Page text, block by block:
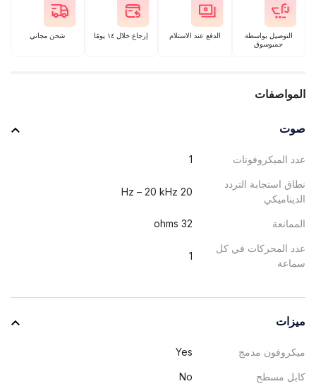
التوصيل بواسطة
جمبوسوق
الدفع عند الاستلام إرجاع خلال ١٤ يومًا شحن مجاني
المواصفات
صوت
عدد الميكروفونات 1
نطاق استجابة التردد
الديناميكي
20 Hz – 20 kHz
الممانعة 32 ohms
عدد المحركات في كل
سماعة
1
ميزات
ميكروفون مدمج Yes
كابل مسطح No